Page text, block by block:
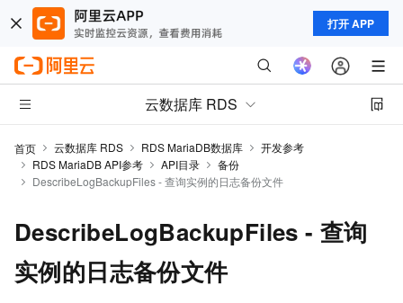
打开 APP
云数据库 RDS
首页 云数据库 RDS RDS MariaDB数据库
开发参考
RDS MariaDB API参考
API目录
备份
DescribeLogBackupFiles - 查询实例的日志备份文件
DescribeLogBackupFiles - 查询
实例的日志备份文件